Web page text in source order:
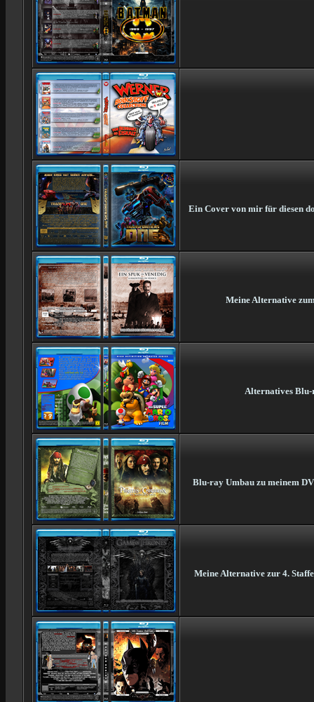
Ein Cover von mir für diesen
Meine Alternative
Alternatives Blu-
Blu-ray Umbau zu meinem
Meine Alternative zur 4.